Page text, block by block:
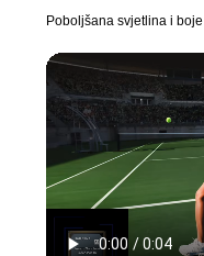
Poboljšana svjetlina i